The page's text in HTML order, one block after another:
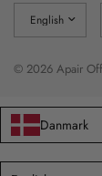
country/region
© 2026 Apair
Danmark